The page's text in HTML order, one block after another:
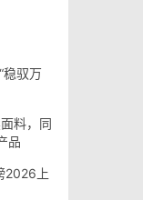
稳驭万
料，同
品
2026上